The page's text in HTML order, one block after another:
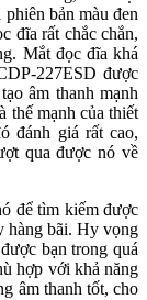
bản màu đen
đĩa rất chắc chắn,
Mắt đọc đĩa khá
227ESD được
âm thanh mạnh
thế mạnh của thiết
đánh giá rất cao,
qua được nó về
để tìm kiếm được
hàng bãi. Hy vọng
bạn trong quá
hợp với khả năng
âm thanh tốt, cho